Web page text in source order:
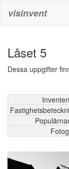
visinvent
Låset 5
Dessa uppgifter